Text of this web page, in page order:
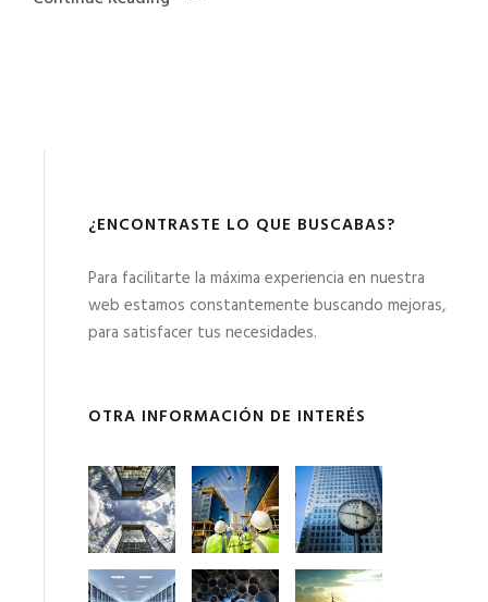
¿ENCONTRASTE LO QUE BUSCABAS?
Para facilitarte la máxima experiencia en nuestra
web estamos constantemente buscando mejoras,
para satisfacer tus necesidades.
OTRA INFORMACIÓN DE INTERÉS